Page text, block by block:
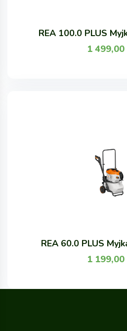
REA 100.0 PLUS
1 499,00
REA 60.0 PLUS
1 199,00